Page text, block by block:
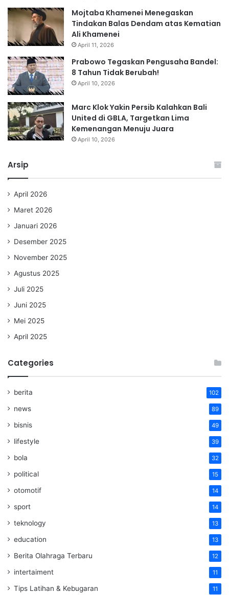
Mojtaba Khamenei Menegaskan
Tindakan Balas Dendam atas Kematian
Ali Khamenei
April 11, 2026
Prabowo Tegaskan Pengusaha Bandel:
8 Tahun Tidak Berubah!
April 10, 2026
Marc Klok Yakin Persib Kalahkan Bali
United di GBLA, Targetkan Lima
Kemenangan Menuju Juara
April 10, 2026
Arsip
April 2026
Maret 2026
Januari 2026
Desember 2025
November 2025
Agustus 2025
Juli 2025
Juni 2025
Mei 2025
April 2025
Categories
berita 102
news 89
bisnis 49
lifestyle 39
bola 32
political 15
otomotif 14
sport 14
teknology 13
education 13
Berita Olahraga Terbaru 12
intertaiment 11
Tips Latihan & Kebugaran 11